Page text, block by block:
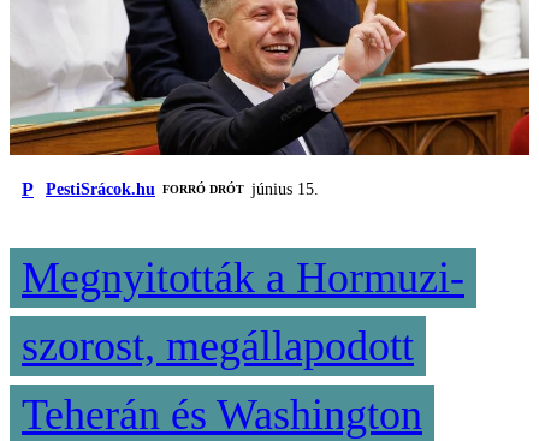
P PestiSrácok.hu FORRÓ DRÓT június 15.
Megnyitották a Hormuzi-
szorost, megállapodott
Teherán és Washington